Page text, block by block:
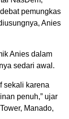
pemungkas
Anies
Anies dalam
sedari awal.
sekali karena
penuh,” ujar
Manado,